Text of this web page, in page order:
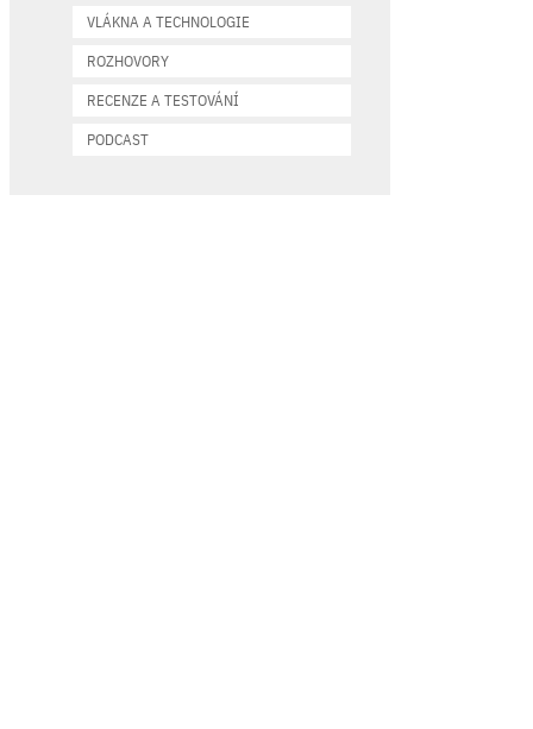
VLÁKNA A TECHNOLOGIE
ROZHOVORY
RECENZE A TESTOVÁNÍ
PODCAST